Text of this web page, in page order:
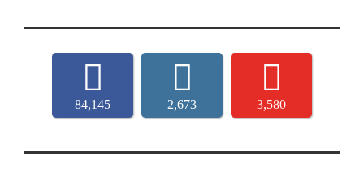
84,145 2,673 3,580